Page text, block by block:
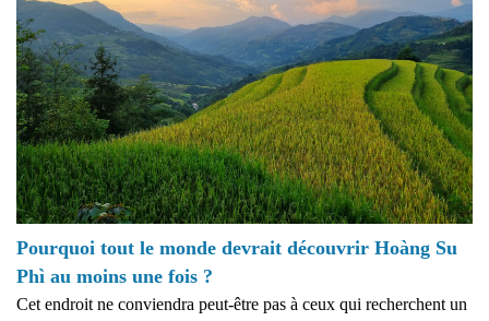
Pourquoi tout le monde devrait découvrir Hoàng Su
Phì au moins une fois ?
Cet endroit ne conviendra peut-être pas à ceux qui recherchent un